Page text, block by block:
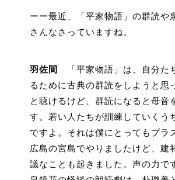
ーー最近、「平家物語」の群読や
さんなさっていますね。
羽佐間
「平家物語」は、自分た
るために古典の群読をしようと
と聴けるけど、群読になると母
す。若い人たちが訓練していくう
ですよ。それは僕にとってもプラ
広島の宮島でやりましたけど、建
議なことも起きました。声の力で